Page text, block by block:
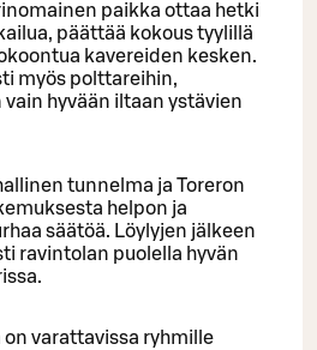
paikka ottaa hetki
päättää kokous tyylillä
kavereiden kesken.
myös polttareihin,
hyvään iltaan ystävien
tunnelma ja Toreron
helpon ja
säätöä. Löylyjen jälkeen
ravintolan puolella hyvän
on varattavissa ryhmille